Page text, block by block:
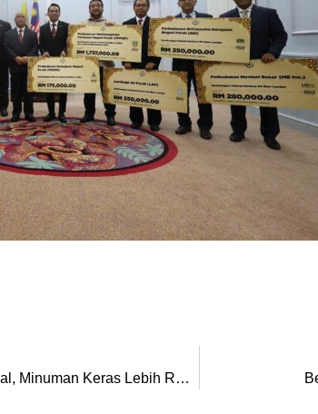
Kastam Perak Patah Cubaan Seludup Motosikal, Minuman Keras Lebih RM1.3 Juta